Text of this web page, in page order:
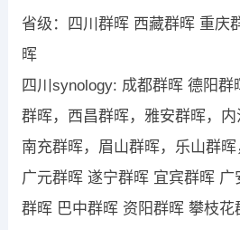
省级：四川群晖 西藏群晖 重庆
晖
四川synology: 成都群晖 德阳
群晖，西昌群晖，雅安群晖，内
南充群晖，眉山群晖，乐山群
广元群晖 遂宁群晖 宜宾群晖
群晖 巴中群晖 资阳群晖 攀枝花